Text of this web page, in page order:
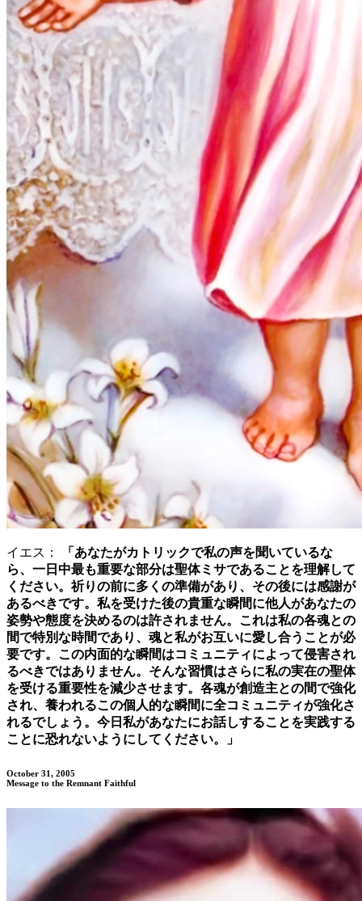
イエス：
「あなたがカトリックで私の声を聞いているな
ら、一日中最も重要な部分は聖体ミサであることを理解して
ください。祈りの前に多くの準備があり、その後には感謝が
あるべきです。私を受けた後の貴重な瞬間に他人があなたの
姿勢や態度を決めるのは許されません。これは私の各魂との
間で特別な時間であり、魂と私がお互いに愛し合うことが必
要です。この内面的な瞬間はコミュニティによって侵害され
るべきではありません。そんな習慣はさらに私の実在の聖体
を受ける重要性を減少させます。各魂が創造主との間で強化
され、養われるこの個人的な瞬間に全コミュニティが強化さ
れるでしょう。今日私があなたにお話しすることを実践する
ことに恐れないようにしてください。」
October 31, 2005
Message to the Remnant Faithful